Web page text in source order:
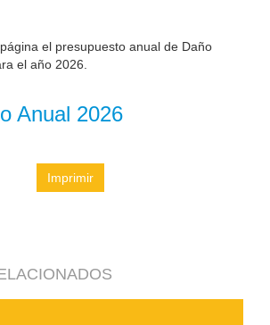
el presupuesto anual de Daño
el año 2026.
Anual 2026
Imprimir